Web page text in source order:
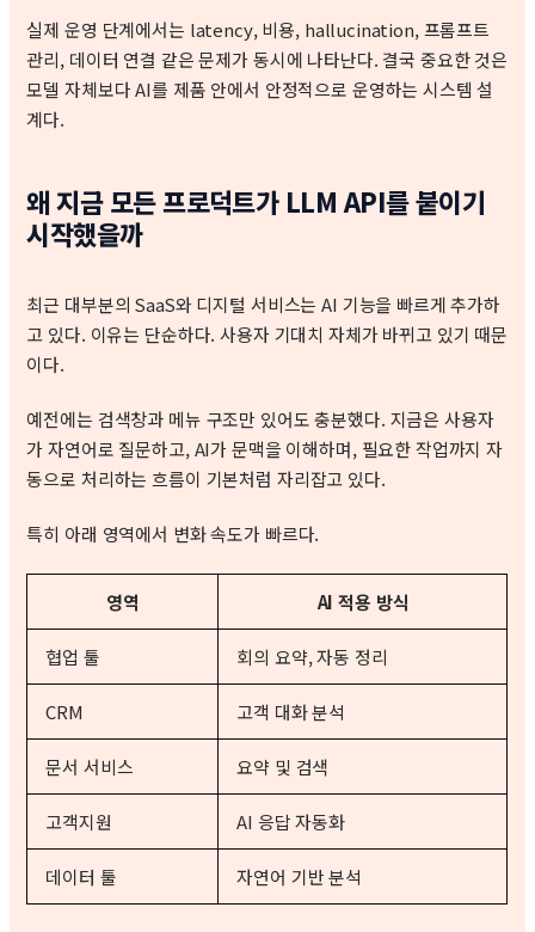
실제 운영 단계에서는 latency, 비용, hallucination, 프롬프트
관리, 데이터 연결 같은 문제가 동시에 나타난다. 결국 중요한 것은
모델 자체보다 AI를 제품 안에서 안정적으로 운영하는 시스템 설
계다.
왜 지금 모든 프로덕트가 LLM API를 붙이기
시작했을까
최근 대부분의 SaaS와 디지털 서비스는 AI 기능을 빠르게 추가하
고 있다. 이유는 단순하다. 사용자 기대치 자체가 바뀌고 있기 때문
이다.
예전에는 검색창과 메뉴 구조만 있어도 충분했다. 지금은 사용자
가 자연어로 질문하고, AI가 문맥을 이해하며, 필요한 작업까지 자
동으로 처리하는 흐름이 기본처럼 자리잡고 있다.
특히 아래 영역에서 변화 속도가 빠르다.
영역 AI 적용 방식
협업 툴 회의 요약, 자동 정리
CRM 고객 대화 분석
문서 서비스 요약 및 검색
고객지원 AI 응답 자동화
데이터 툴 자연어 기반 분석